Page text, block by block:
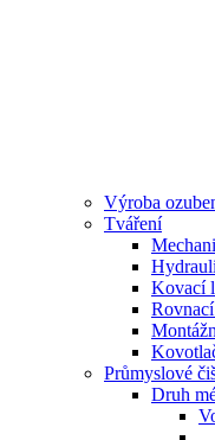
Výroba
Tváření
Kovací
Průmyslové
Druh